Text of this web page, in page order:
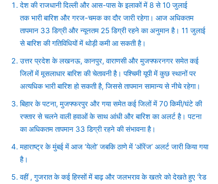
देश की राजधानी दिल्ली और आस-पास के इलाकों में 8 से 10 जुलाई
तक भारी बारिश और गरज-चमक का दौर जारी रहेगा। आज अधिकतम
तापमान 33 डिग्री और न्यूनतम 25 डिग्री रहने का अनुमान है। 11 जुलाई
से बारिश की गतिविधियों में थोड़ी कमी आ सकती है।
उत्तर प्रदेश के लखनऊ, कानपुर, वाराणसी और मुजफ्फरनगर समेत कई
जिलों में मूसलाधार बारिश की चेतावनी है। पश्चिमी यूपी में कुछ स्थानों पर
अत्यधिक भारी बारिश हो सकती है, जिससे तापमान सामान्य से नीचे रहेगा।
बिहार के पटना, मुजफ्फरपुर और गया समेत कई जिलों में 70 किमी/घंटे की
रफ्तार से चलने वाली हवाओं के साथ आंधी और बारिश का अलर्ट है। पटना
का अधिकतम तापमान 33 डिग्री रहने की संभावना है।
महाराष्ट्र के मुंबई में आज ‘येलो’ जबकि ठाणे में ‘ऑरेंज’ अलर्ट जारी किया गया
है।
वहीं , गुजरात के कई हिस्सों में बाढ़ और जलभराव के खतरे को देखते हुए ‘रेड